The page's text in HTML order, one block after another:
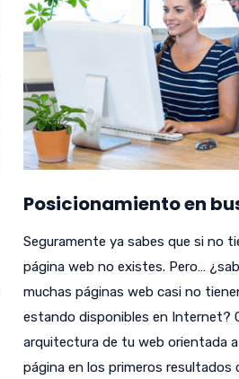
Posicionamiento en
Seguramente ya sabes que si no
página web no existes. Pero…
muchas páginas web casi no
estando disponibles en Internet?
arquitectura de tu web orientada a
página en los primeros resultados